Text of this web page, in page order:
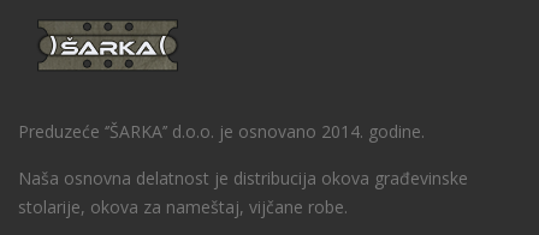
Preduzeće ‘’ŠARKA’’ d.o.o. je osnovano 2014. godine.
Naša osnovna delatnost je distribucija okova građevinske
stolarije, okova za nameštaj, vijčane robe.